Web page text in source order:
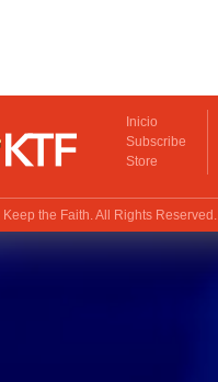
Inicio
Subscribe
Store
Keep the Faith. All Rights Reserved.